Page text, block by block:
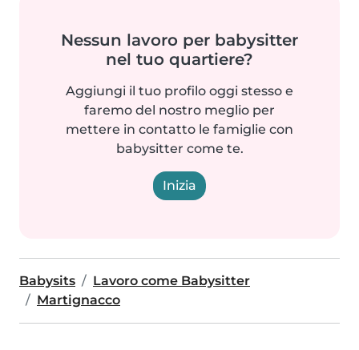
Nessun lavoro per babysitter
nel tuo quartiere?
Aggiungi il tuo profilo oggi stesso e
faremo del nostro meglio per
mettere in contatto le famiglie con
babysitter come te.
Inizia
Babysits
Lavoro come Babysitter
Martignacco